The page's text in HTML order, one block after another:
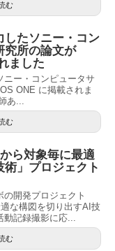
む
したソニー・コン
究所の論文が
ました
ニー・コンピュータサ
ONE に掲載されま
あ...
む
ら対象毎に最適
」プロジェクト
開発プロジェクト
な構図を切り出すAI技
動記録撮影に応...
む